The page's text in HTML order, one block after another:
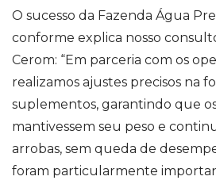
O sucesso da Fazenda Água
conforme explica nosso
Cerom: “Em parceria com os
realizamos ajustes precisos na
suplementos, garantindo que
mantivessem seu peso e
arrobas, sem queda de
foram particularmente